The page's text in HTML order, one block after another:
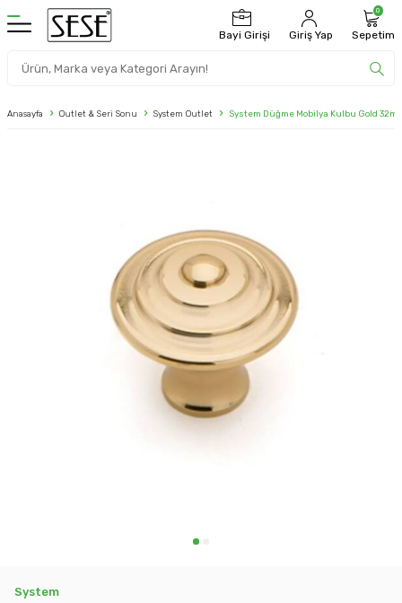
Bayi Girişi Giriş Yap
0
Sepetim
Anasayfa Outlet & Seri Sonu System Outlet System Düğme Mobilya Kulbu Gold
System